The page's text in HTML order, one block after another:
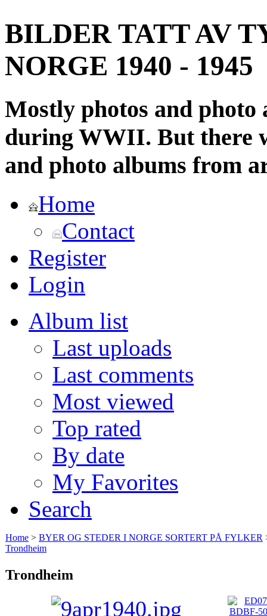
BILDER TATT AV
NORGE 1940 - 1945
Mostly photos and
during WWII. But there
and photo albums from
Home
Contact
Register
Login
Album list
Last uploads
Last comments
Most viewed
Top rated
By date
My Favorites
Search
Home > BYER OG STEDER I NORGE SORTERT PÅ FYLKER
Trondheim
Trondheim